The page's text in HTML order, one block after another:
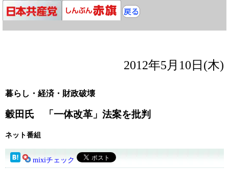
2012年5月10日(木)
暮らし・経済・財政破壊
穀田氏 「一体改革」法案を批判
ネット番組
mixiチェック